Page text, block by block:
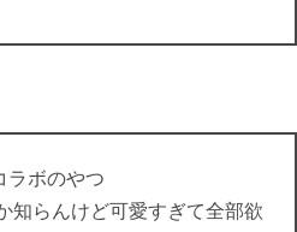
ラボのやつ
知らんけど可愛すぎて全部欲